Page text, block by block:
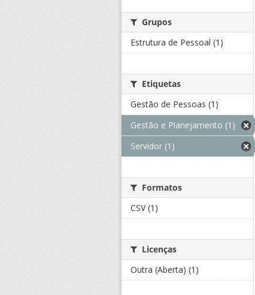
Grupos
Estrutura de Pessoal (1)
Etiquetas
Gestão de Pessoas (1)
Gestão e Planejamento (1)
Servidor (1)
Formatos
CSV (1)
Licenças
Outra (Aberta) (1)